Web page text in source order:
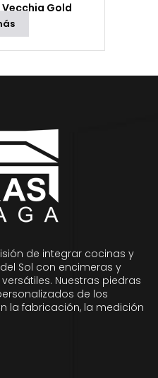
Gold
de integrar cocinas y
Sol con encimeras y
Nuestras piedras
de los
la fabricación, la medición